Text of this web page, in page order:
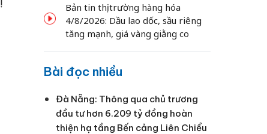
Bản tin thị trường hàng hóa
4/8/2026: Dầu lao dốc, sầu riêng
tăng mạnh, giá vàng giằng co
Bài đọc nhiều
Đà Nẵng: Thông qua chủ trương
đầu tư hơn 6.209 tỷ đồng hoàn
thiện hạ tầng Bến cảng Liên Chiểu